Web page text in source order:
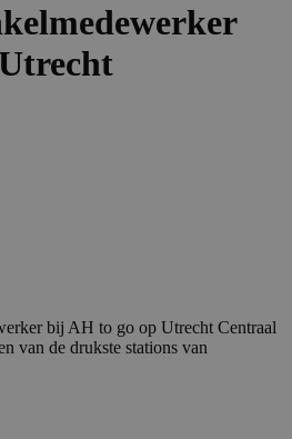
bij AH to go op Utrecht Centraal
van de drukste stations van